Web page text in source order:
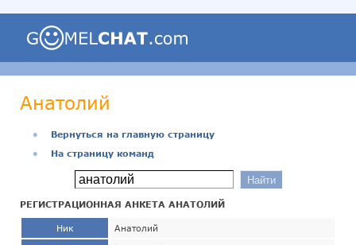
Анатолий
●
Вернуться на главную страницу
●
На страницу команд
РЕГИСТРАЦИОННАЯ АНКЕТА АНАТОЛИЙ
Ник Анатолий